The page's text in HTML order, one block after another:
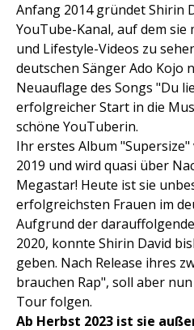
Anfang 2014 gründet Shirin
YouTube-Kanal, auf dem sie
und Lifestyle-Videos zu
deutschen Sänger Ado Kojo
Neuauflage des Songs "Du
erfolgreicher Start in die
schöne YouTuberin.
Ihr erstes Album
2019 und wird quasi über
Megastar! Heute ist sie
erfolgreichsten Frauen im
Aufgrund der
2020, konnte Shirin David
geben. Nach Release ihres
brauchen Rap", soll aber
Tour folgen.
Ab Herbst 2023 ist sie